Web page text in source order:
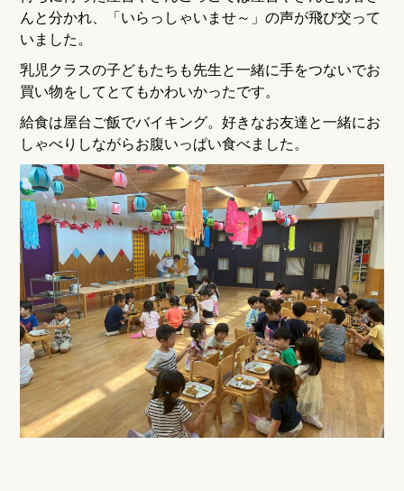
んと分かれ、「いらっしゃいませ～」の声が飛び交って
いました。
乳児クラスの子どもたちも先生と一緒に手をつないでお
買い物をしてとてもかわいかったです。
給食は屋台ご飯でバイキング。好きなお友達と一緒にお
しゃべりしながらお腹いっぱい食べました。